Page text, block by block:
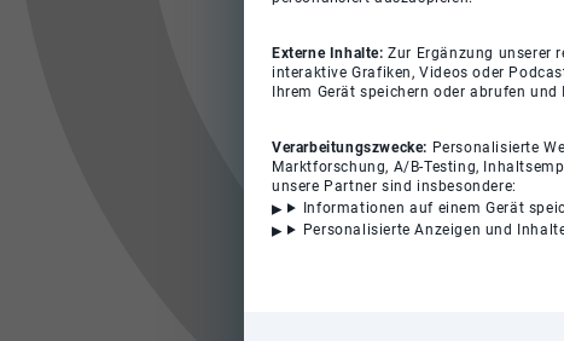
Externe Inhalte:Zur Ergänzung unserer
interaktive Grafiken, Videos oder
Ihrem Gerät speichern oder abrufen
Verarbeitungszwecke: Personalisierte
Marktforschung, A/B-Testing,
unsere Partner sind insbesondere:
Informationen auf einem Gerät
Personalisierte Anzeigen und